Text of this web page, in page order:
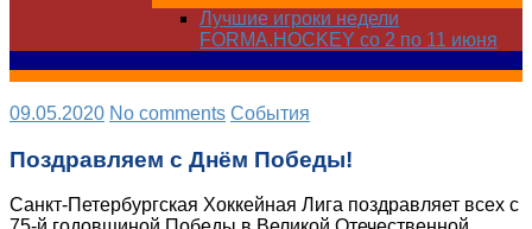
Лучшие игроки недели
FORMA.HOCKEY со 2 по 11 июня
09.05.2020 No comments Cобытия
Поздравляем с Днём Победы!
Санкт-Петербургская Хоккейная Лига поздравляет всех с